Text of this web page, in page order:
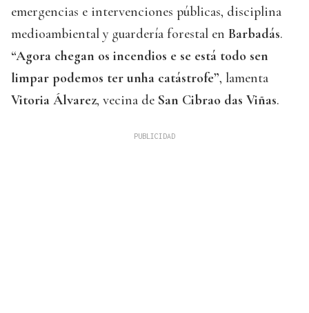
emergencias e intervenciones públicas, disciplina
medioambiental y guardería forestal en Barbadás.
“Agora chegan os incendios e se está todo sen
limpar podemos ter unha catástrofe”, lamenta
Vitoria Álvarez, vecina de San Cibrao das Viñas.